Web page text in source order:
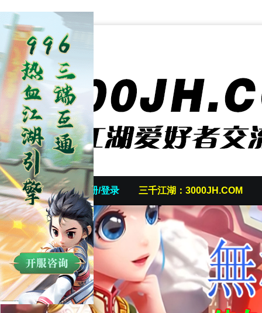
首页 发帖/注册/登录 三千江湖：3000JH.COM